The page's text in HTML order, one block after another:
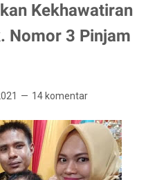
Kekhawatiran
Nomor 3 Pinjam
14 komentar